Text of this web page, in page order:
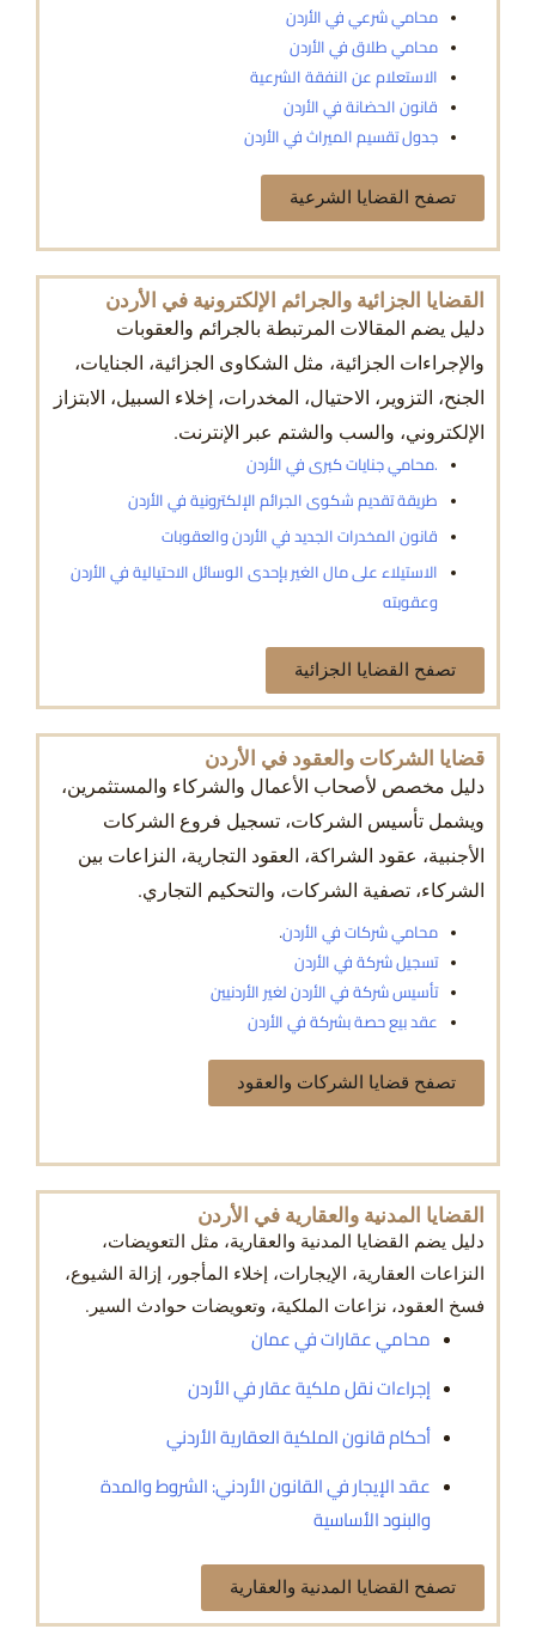
محامي شرعي في الأردن
محامي طلاق في الأردن
الاستعلام عن النفقة الشرعية
قانون الحضانة في الأردن
جدول تقسيم الميراث في الأردن
تصفح القضايا الشرعية
القضايا الجزائية والجرائم الإلكترونية في الأردن
دليل يضم المقالات المرتبطة بالجرائم والعقوبات
والإجراءات الجزائية، مثل الشكاوى الجزائية، الجنايات،
الجنح، التزوير، الاحتيال، المخدرات، إخلاء السبيل، الابتزاز
الإلكتروني، والسب والشتم عبر الإنترنت.
.محامي جنايات كبرى في الأردن
طريقة تقديم شكوى الجرائم الإلكترونية في الأردن
قانون المخدرات الجديد في الأردن والعقوبات
الاستيلاء على مال الغير بإحدى الوسائل الاحتيالية في الأردن
وعقوبته
تصفح القضايا الجزائية
قضايا الشركات والعقود في الأردن
دليل مخصص لأصحاب الأعمال والشركاء والمستثمرين،
ويشمل تأسيس الشركات، تسجيل فروع الشركات
الأجنبية، عقود الشراكة، العقود التجارية، النزاعات بين
الشركاء، تصفية الشركات، والتحكيم التجاري.
محامي شركات في الأردن.
تسجيل شركة في الأردن
تأسيس شركة في الأردن لغير الأردنيين
عقد بيع حصة بشركة في الأردن
تصفح قضايا الشركات والعقود
القضايا المدنية والعقارية في الأردن
دليل يضم القضايا المدنية والعقارية، مثل التعويضات،
النزاعات العقارية، الإيجارات، إخلاء المأجور، إزالة الشيوع،
فسخ العقود، نزاعات الملكية، وتعويضات حوادث السير.
محامي عقارات في عمان
إجراءات نقل ملكية عقار في الأردن
أحكام قانون الملكية العقارية الأردني
عقد الإيجار في القانون الأردني: الشروط والمدة
والبنود الأساسية
تصفح القضايا المدنية والعقارية